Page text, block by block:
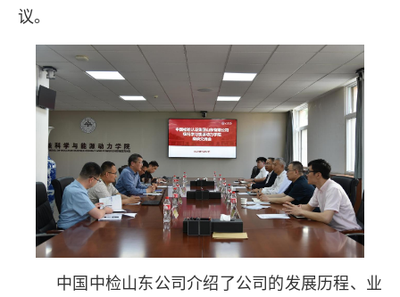
议。
中国中检山东公司介绍了公司的发展历程、业